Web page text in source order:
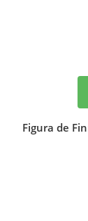
Figura de